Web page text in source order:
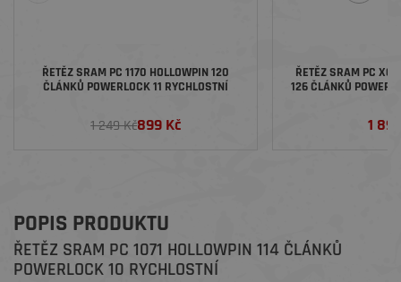
ŘETĚZ SRAM PC 1170 HOLLOWPIN 120
ČLÁNKŮ POWERLOCK 11 RYCHLOSTNÍ
1 249 Kč899 Kč
ŘETĚZ SRAM PC X01 EAGLE HOLLOWPIN
126 ČLÁNKŮ
1
POPIS PRODUKTU
ŘETĚZ SRAM PC 1071 HOLLOWPIN 114 ČLÁNKŮ
POWERLOCK 10 RYCHLOSTNÍ